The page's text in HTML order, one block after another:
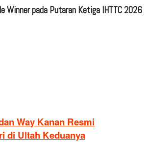
Winner pada Putaran Ketiga IHTTC 2026
Way Kanan Resmi
di Ultah Keduanya